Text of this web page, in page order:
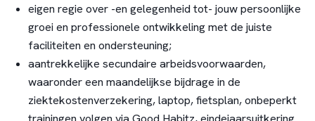
eigen regie over -en gelegenheid tot- jouw persoonlijke
groei en professionele ontwikkeling met de juiste
faciliteiten en ondersteuning;
aantrekkelijke secundaire arbeidsvoorwaarden,
waaronder een maandelijkse bijdrage in de
ziektekostenverzekering, laptop, fietsplan, onbeperkt